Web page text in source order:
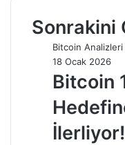
Sonrakini
Bitcoin Analizleri
18 Ocak 2026
Bitcoin
İlerliyor!